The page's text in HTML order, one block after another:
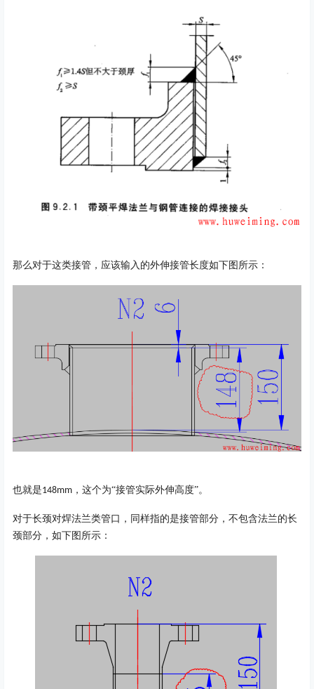
那么对于这类接管，应该输入的外伸接管长度如下图所示：
也就是148mm ，这个为“接管实际外伸高度”。
对于长颈对焊法兰类管口，同样指的是接管部分，不包含法兰的长
颈部分，如下图所示：